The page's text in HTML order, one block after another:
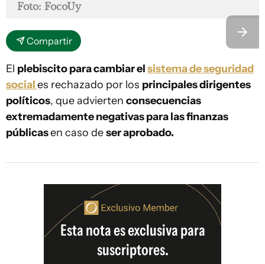
Foto: FocoUy
Compartir
El plebiscito para cambiar elsistema de seguridad
sociales rechazado por los principales dirigentes
políticos, que advierten consecuencias
extremadamente negativas para las finanzas
públicasen caso deser aprobado.
Esta nota es exclusiva para
suscriptores.